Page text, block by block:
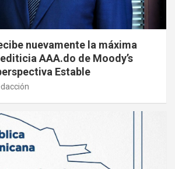
nuevamente la máxima
AAA.do de Moody’s
Estable